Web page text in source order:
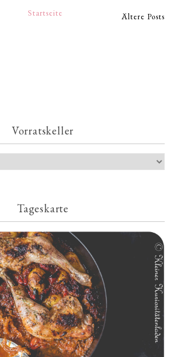
Ältere Posts
Startseite
Vorratskeller
Tageskarte